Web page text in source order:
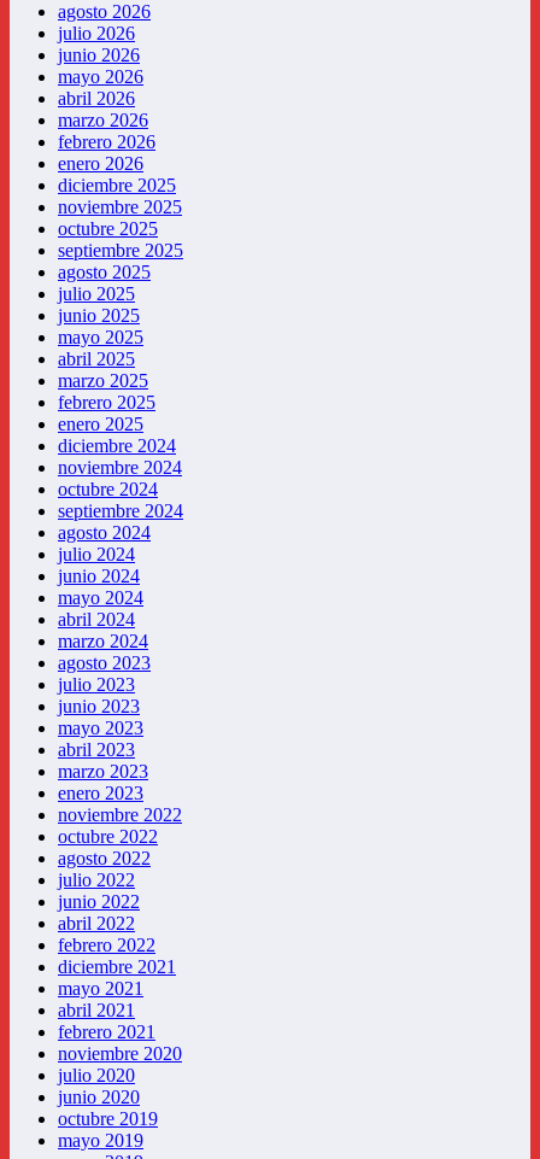
agosto 2026
julio 2026
junio 2026
mayo 2026
abril 2026
marzo 2026
febrero 2026
enero 2026
diciembre 2025
noviembre 2025
octubre 2025
septiembre 2025
agosto 2025
julio 2025
junio 2025
mayo 2025
abril 2025
marzo 2025
febrero 2025
enero 2025
diciembre 2024
noviembre 2024
octubre 2024
septiembre 2024
agosto 2024
julio 2024
junio 2024
mayo 2024
abril 2024
marzo 2024
agosto 2023
julio 2023
junio 2023
mayo 2023
abril 2023
marzo 2023
enero 2023
noviembre 2022
octubre 2022
agosto 2022
julio 2022
junio 2022
abril 2022
febrero 2022
diciembre 2021
mayo 2021
abril 2021
febrero 2021
noviembre 2020
julio 2020
junio 2020
octubre 2019
mayo 2019